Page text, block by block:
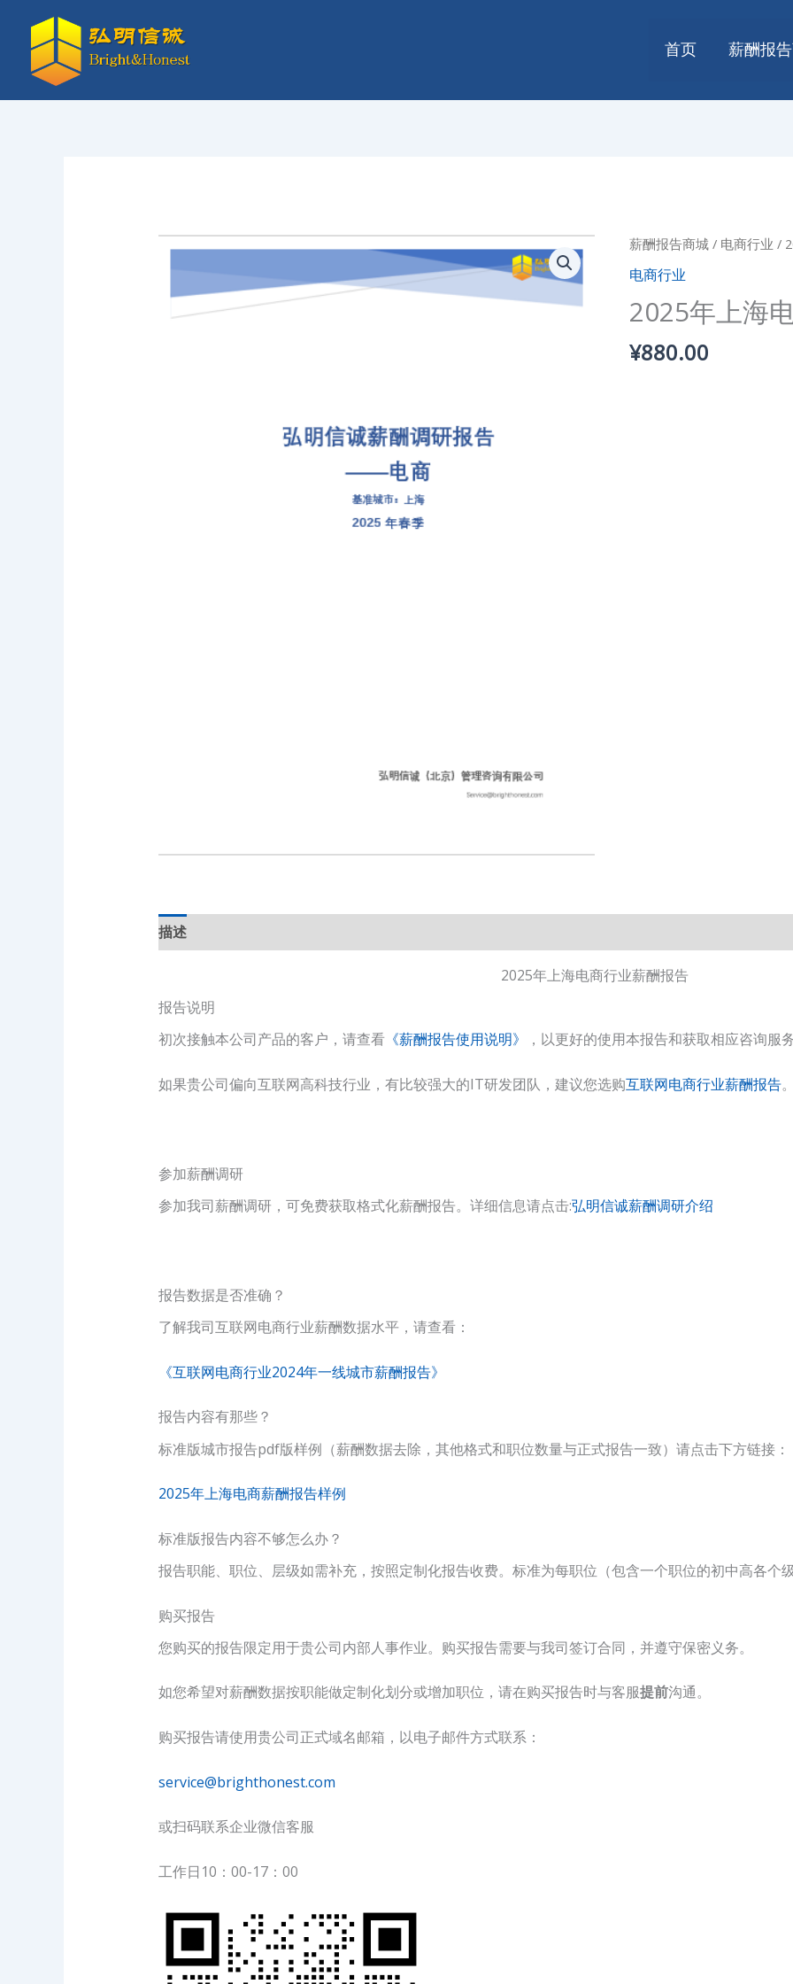
首页 薪酬报
薪酬报告商城 / 电商行业 /
电商行业
2025年上海
¥880.00
描述
2025年上海电商行业薪酬报告
报告说明
初次接触本公司产品的客户，请查看《薪酬报告使用说明》 ，以更好的使用本报告和获取相应咨询服
如果贵公司偏向互联网高科技行业，有比较强大的IT研发团队，建议您选购互联网电商行业薪酬报告
参加薪酬调研
参加我司薪酬调研，可免费获取格式化薪酬报告。详细信息请点击:弘明信诚薪酬调研介绍
报告数据是否准确？
了解我司互联网电商行业薪酬数据水平，请查看：
《互联网电商行业2024年一线城市薪酬报告》
报告内容有那些？
标准版城市报告pdf版样例（薪酬数据去除，其他格式和职位数量与正式报告一致）请点击下方链接：
2025年上海电商薪酬报告样例
标准版报告内容不够怎么办？
报告职能、职位、层级如需补充，按照定制化报告收费。标准为每职位（包含一个职位的初中高各个
购买报告
您购买的报告限定用于贵公司内部人事作业。购买报告需要与我司签订合同，并遵守保密义务。
如您希望对薪酬数据按职能做定制化划分或增加职位，请在购买报告时与客服提前沟通。
购买报告请使用贵公司正式域名邮箱，以电子邮件方式联系：
service@brighthonest.com
或扫码联系企业微信客服
工作日10：00-17：00